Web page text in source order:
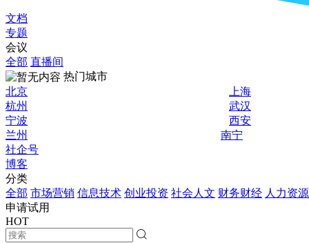
文档
专题
会议
全部 直播间
热门城市
北京
上海
杭州
武汉
宁波
西安
兰州
南宁
社企号
博客
分类
全部 市场营销 信息技术 创业投资 社会人文 财务财经 人力资源
申请试用
HOT